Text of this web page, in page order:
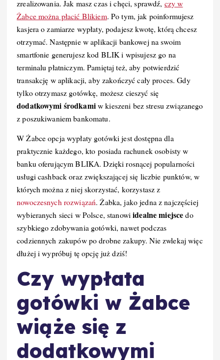
zrealizowania. Jak masz czas i chęci, sprawdź, czy w
Żabce można płacić Blikiem. Po tym, jak poinformujesz
kasjera o zamiarze wypłaty, podajesz kwotę, którą chcesz
otrzymać. Następnie w aplikacji bankowej na swoim
smartfonie generujesz kod BLIK i wpisujesz go na
terminalu płatniczym. Pamiętaj też, aby potwierdzić
transakcję w aplikacji, aby zakończyć cały proces. Gdy
tylko otrzymasz gotówkę, możesz cieszyć się
dodatkowymi środkamiw kieszeni bez stresu związanego
z poszukiwaniem bankomatu.
W Żabce opcja wypłaty gotówki jest dostępna dla
praktycznie każdego, kto posiada rachunek osobisty w
banku oferującym BLIKA. Dzięki rosnącej popularności
usługi cashback oraz zwiększającej się liczbie punktów, w
których można z niej skorzystać, korzystasz z
nowoczesnych rozwiązań. Żabka, jako jedna z najczęściej
wybieranych sieci w Polsce, stanowiidealne miejscedo
szybkiego zdobywania gotówki, nawet podczas
codziennych zakupów po drobne zakupy. Nie zwlekaj więc
dłużej i wypróbuj tę opcję już dziś!
Czy wypłata
gotówki w Żabce
wiąże się z
dodatkowymi